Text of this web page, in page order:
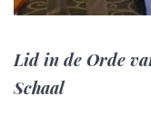
Lid in de Orde
Schaal